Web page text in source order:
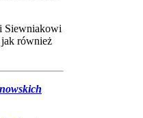
Siewniakowi
jak również